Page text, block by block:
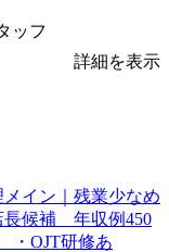
ッフ
詳細を表示